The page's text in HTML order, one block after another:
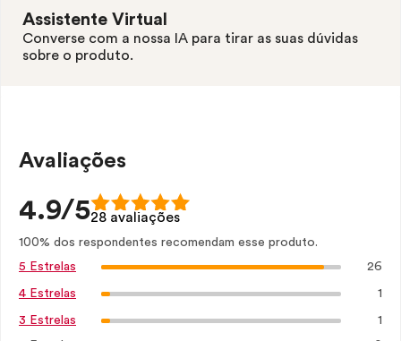
Assistente Virtual
Converse com a nossa IA para tirar as suas dúvidas
sobre o produto.
Avaliações
4.9/528 avaliações
100% dos respondentes recomendam esse produto.
5 Estrelas
26
4 Estrelas 1
3 Estrelas 1